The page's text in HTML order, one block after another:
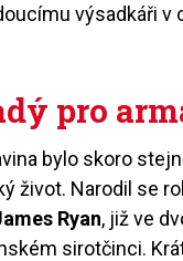
výsadkáři v
pro
bylo skoro
život. Narodil se
Ryan, již ve
sirotčinci.